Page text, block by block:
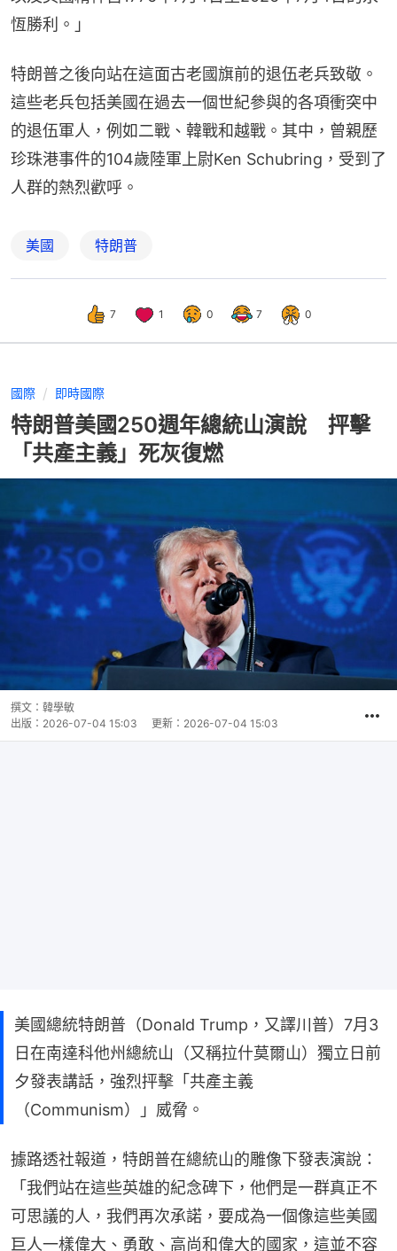
恆勝利。」
特朗普之後向站在這面古老國旗前的退伍老兵致敬。
這些老兵包括美國在過去一個世紀參與的各項衝突中
的退伍軍人，例如二戰、韓戰和越戰。其中，曾親歷
珍珠港事件的104歲陸軍上尉Ken Schubring，受到了
人群的熱烈歡呼。
美國 特朗普
7 1 0 7 0
國際 即時國際
特朗普美國250週年總統山演說 抨擊
「共產主義」死灰復燃
撰文： 韓學敏
出版： 2026-07-04 15:03 更新： 2026-07-04 15:03
美國總統特朗普（Donald Trump，又譯川普）7月3
日在南達科他州總統山（又稱拉什莫爾山）獨立日前
夕發表講話，強烈抨擊「共產主義
（Communism）」威脅。
據路透社報道，特朗普在總統山的雕像下發表演說：
「我們站在這些英雄的紀念碑下，他們是一群真正不
可思議的人，我們再次承諾，要成為一個像這些美國
巨人一樣偉大、勇敢、高尚和偉大的國家，這並不容